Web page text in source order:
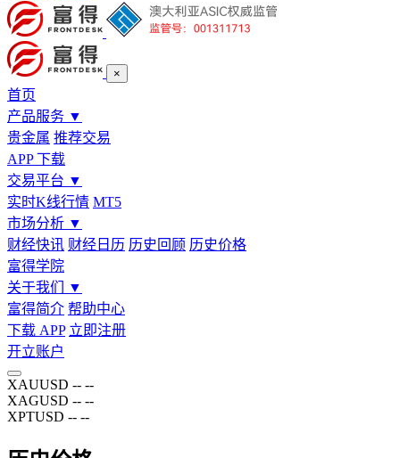
×
首页
产品服务 ▼
贵金属 推荐交易
APP 下载
交易平台 ▼
实时K线行情 MT5
市场分析 ▼
财经快讯 财经日历 历史回顾 历史价格
富得学院
关于我们
▼
富得简介 帮助中心
下载 APP 立即注册
开立账户
XAUUSD -- --
XAGUSD -- --
XPTUSD -- --